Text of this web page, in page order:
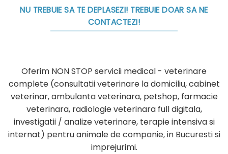
NU TREBUIE SA TE DEPLASEZI! TREBUIE DOAR SA NE
CONTACTEZI!
Oferim NON STOP servicii medical - veterinare
complete (consultatii veterinare la domiciliu, cabinet
veterinar, ambulanta veterinara, petshop, farmacie
veterinara, radiologie veterinara full digitala,
investigatii / analize veterinare, terapie intensiva si
internat) pentru animale de companie, in Bucuresti si
imprejurimi.